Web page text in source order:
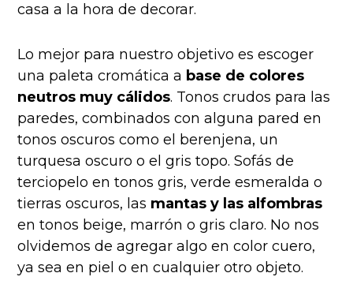
casa a la hora de decorar.
Lo mejor para nuestro objetivo es escoger
una paleta cromática a base de colores
neutros muy cálidos. Tonos crudos para las
paredes, combinados con alguna pared en
tonos oscuros como el berenjena, un
turquesa oscuro o el gris topo. Sofás de
terciopelo en tonos gris, verde esmeralda o
tierras oscuros, las mantas y las alfombras
en tonos beige, marrón o gris claro. No nos
olvidemos de agregar algo en color cuero,
ya sea en piel o en cualquier otro objeto.